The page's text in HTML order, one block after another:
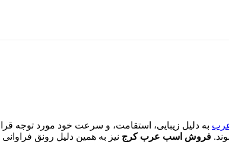
به دلیل زیبایی، استقامت، و سرعت خود مورد توجه
فروش اسب عرب کرج نیز به همین دلیل رونق فراوانی